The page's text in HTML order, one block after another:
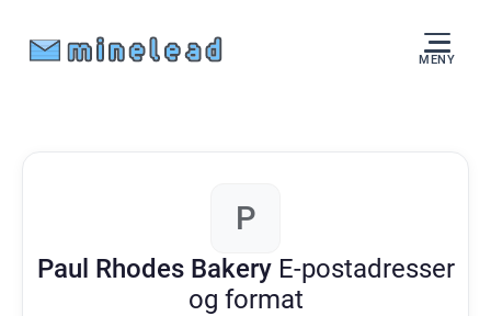
MENY
P
Paul Rhodes Bakery E-postadresser
og format